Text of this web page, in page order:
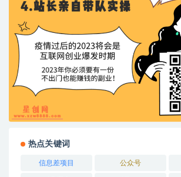
热点关键词
信息差项目 公众号